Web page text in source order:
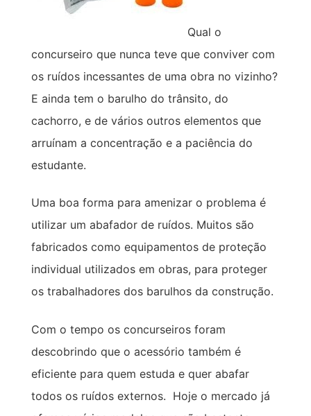
Qual o
concurseiro que nunca teve que conviver com
os ruídos incessantes de uma obra no vizinho?
E ainda tem o barulho do trânsito, do
cachorro, e de vários outros elementos que
arruínam a concentração e a paciência do
estudante.
Uma boa forma para amenizar o problema é
utilizar um abafador de ruídos. Muitos são
fabricados como equipamentos de proteção
individual utilizados em obras, para proteger
os trabalhadores dos barulhos da construção.
Com o tempo os concurseiros foram
descobrindo que o acessório também é
eficiente para quem estuda e quer abafar
todos os ruídos externos. Hoje o mercado já